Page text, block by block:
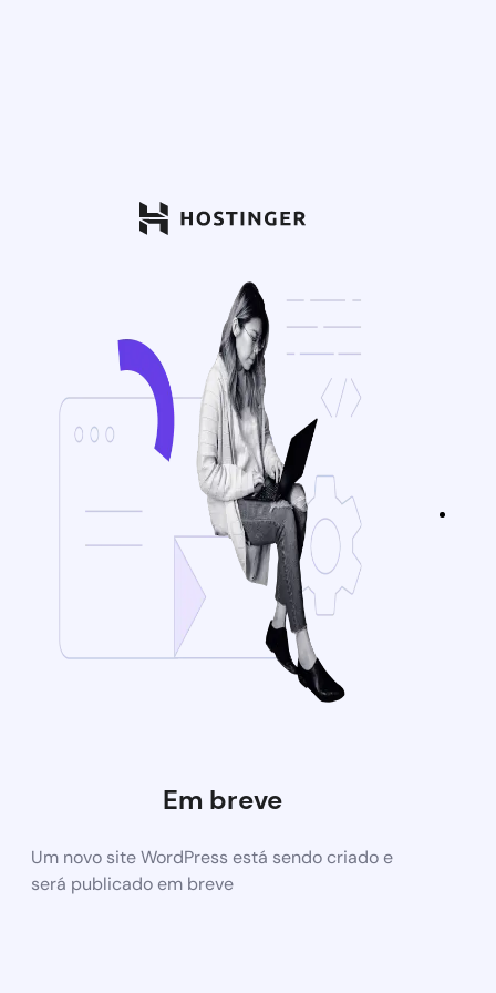
Em breve
Um novo site WordPress está sendo criado e
será publicado em breve